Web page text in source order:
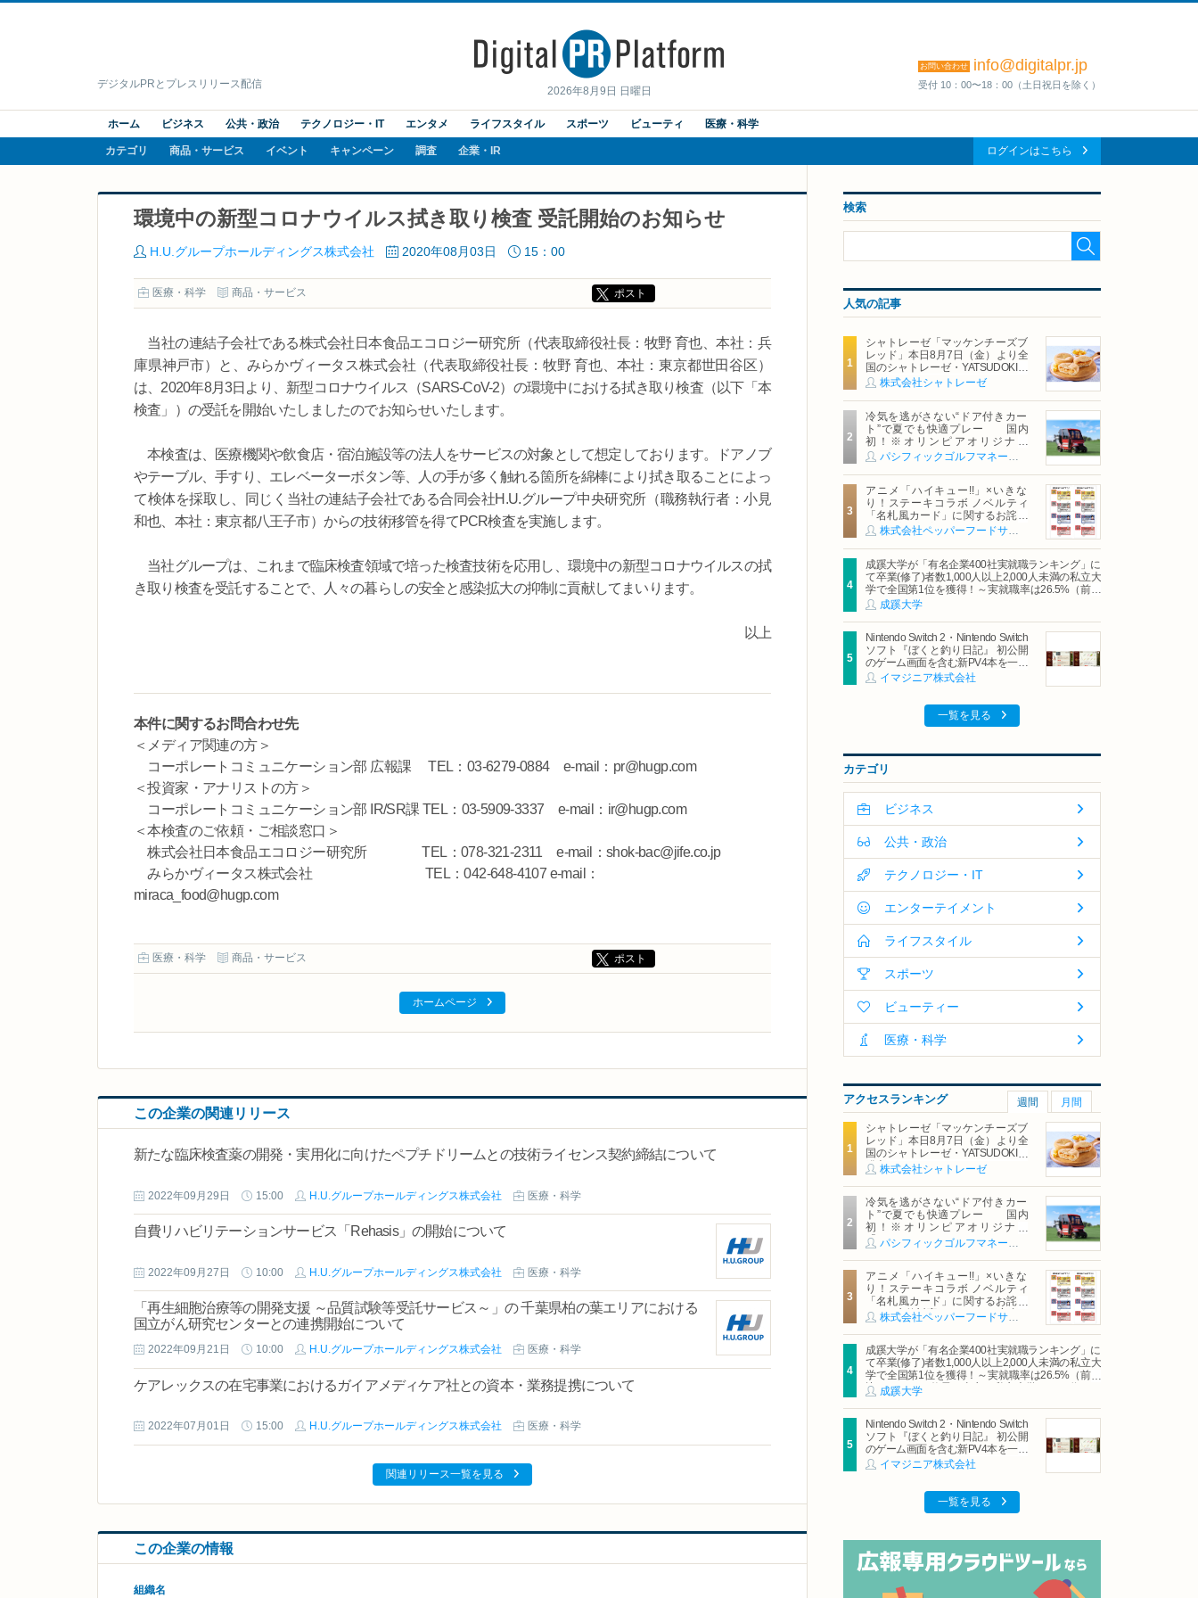
2026年8月9日 日曜日
デジタルPRとプレスリリース配信
お問い合わせ info@digitalpr.jp
受付 10：00〜18：00（土日祝日を除く）
ホーム ビジネス 公共・政治 テクノロジー・IT エンタメ ライフスタイル スポーツ ビューティ 医療・科学
カテゴリ 商品・サービス イベント キャンペーン 調査 企業・IR ログインはこちら
環境中の新型コロナウイルス拭き取り検査 受託開始のお知らせ
H.U.グループホールディングス株式会社 2020年08月03日 15：00
医療・科学 商品・サービス ポスト
当社の連結子会社である株式会社日本食品エコロジー研究所（代表取締役社長：牧野 育也、本社：兵
庫県神戸市）と、みらかヴィータス株式会社（代表取締役社長：牧野 育也、本社：東京都世田谷区）
は、2020年8月3日より、新型コロナウイルス（SARS-CoV-2）の環境中における拭き取り検査（以下「本
検査」）の受託を開始いたしましたのでお知らせいたします。
本検査は、医療機関や飲食店・宿泊施設等の法人をサービスの対象として想定しております。ドアノブ
やテーブル、手すり、エレベーターボタン等、人の手が多く触れる箇所を綿棒により拭き取ることによっ
て検体を採取し、同じく当社の連結子会社である合同会社H.U.グループ中央研究所（職務執行者：小見
和也、本社：東京都八王子市）からの技術移管を得てPCR検査を実施します。
当社グループは、これまで臨床検査領域で培った検査技術を応用し、環境中の新型コロナウイルスの拭
き取り検査を受託することで、人々の暮らしの安全と感染拡大の抑制に貢献してまいります。
以上
本件に関するお問合わせ先
＜メディア関連の方＞
コーポレートコミュニケーション部 広報課 TEL：03-6279-0884 e-mail：pr@hugp.com
＜投資家・アナリストの方＞
コーポレートコミュニケーション部 IR/SR課 TEL：03-5909-3337 e-mail：ir@hugp.com
＜本検査のご依頼・ご相談窓口＞
株式会社日本食品エコロジー研究所 TEL：078-321-2311 e-mail：shok-bac@jife.co.jp
みらかヴィータス株式会社 TEL：042-648-4107 e-mail：
miraca_food@hugp.com
医療・科学 商品・サービス ポスト
ホームページ
この企業の関連リリース
新たな臨床検査薬の開発・実用化に向けたペプチドリームとの技術ライセンス契約締結について
2022年09月29日 15:00 H.U.グループホールディングス株式会社 医療・科学
自費リハビリテーションサービス「Rehasis」の開始について
2022年09月27日 10:00 H.U.グループホールディングス株式会社 医療・科学
「再生細胞治療等の開発支援 ～品質試験等受託サービス～」の 千葉県柏の葉エリアにおける
国立がん研究センターとの連携開始について
2022年09月21日 10:00 H.U.グループホールディングス株式会社 医療・科学
ケアレックスの在宅事業におけるガイアメディケア社との資本・業務提携について
2022年07月01日 15:00 H.U.グループホールディングス株式会社 医療・科学
関連リリース一覧を見る
この企業の情報
組織名
検索
人気の記事
シャトレーゼ「マッケンチーズブ
レッド」本日8月7日（金）より全
国のシャトレーゼ・YATSUDOKIで
発売株式会社シャトレーゼ
冷気を逃がさない“ドア付きカー
ト”で夏でも快適プレー 国内
初！※オリンピアオリジナル
「AirCon Cart（エアコンカー
ト）」導入 | ＰＧＭ
アニメ「ハイキュー!!」×いきな
り！ステーキコラボ ノベルティ
「名札風カード」に関するお詫び
および交換対応についてのご案内
成蹊大学が「有名企業400社実就職ランキング」に
て卒業(修了)者数1,000人以上2,000人未満の私立大
学で全国第1位を獲得！～実就職率は26.5%（前年
比＋4.3pt）に伸長、東京の私立大学でも10位にラ
ンクイン～
成蹊大学
Nintendo Switch 2・Nintendo Switch
ソフト『ぼくと釣り日記』 初公開
のゲーム画面を含む新PV4本を一挙
公開！イマジニア株式会社
一覧を見る
カテゴリ
ビジネス
公共・政治
テクノロジー・IT
エンターテイメント
ライフスタイル
スポーツ
ビューティー
医療・科学
アクセスランキング 週間 月間
シャトレーゼ「マッケンチーズブ
レッド」本日8月7日（金）より全
国のシャトレーゼ・YATSUDOKIで
発売株式会社シャトレーゼ
冷気を逃がさない“ドア付きカー
ト”で夏でも快適プレー 国内
初！※オリンピアオリジナル
「AirCon Cart（エアコンカー
ト）」導入 | ＰＧＭ
アニメ「ハイキュー!!」×いきな
り！ステーキコラボ ノベルティ
「名札風カード」に関するお詫び
および交換対応についてのご案内
成蹊大学が「有名企業400社実就職ランキング」に
て卒業(修了)者数1,000人以上2,000人未満の私立大
学で全国第1位を獲得！～実就職率は26.5%（前年
比＋4.3pt）に伸長、東京の私立大学でも10位にラ
ンクイン～
成蹊大学
Nintendo Switch 2・Nintendo Switch
ソフト『ぼくと釣り日記』 初公開
のゲーム画面を含む新PV4本を一挙
公開！イマジニア株式会社
一覧を見る